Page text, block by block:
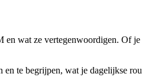
wat ze vertegenwoordigen. Of
te begrijpen, wat je dagelijkse